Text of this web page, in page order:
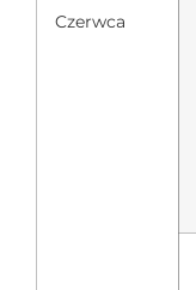
Czerwca